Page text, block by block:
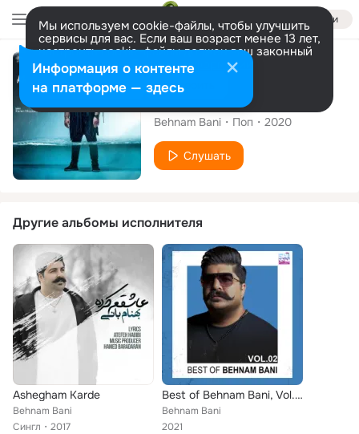
Войти
Мы используем cookie-файлы, чтобы улучшить
сервисы для вас. Если ваш возраст менее 13 лет,
настроить cookie-файлы должен ваш законный
представитель. Больше информации
Разрешить все Настроить
Сингл
Khabeto Didam
Behnam Bani Поп 2020
Слушать
Другие альбомы исполнителя
Ashegham Karde
Behnam Bani
Сингл
2017
Best of Behnam Bani, Vol. 2
Behnam Bani
2021
Информация о контенте
на платформе — здесь